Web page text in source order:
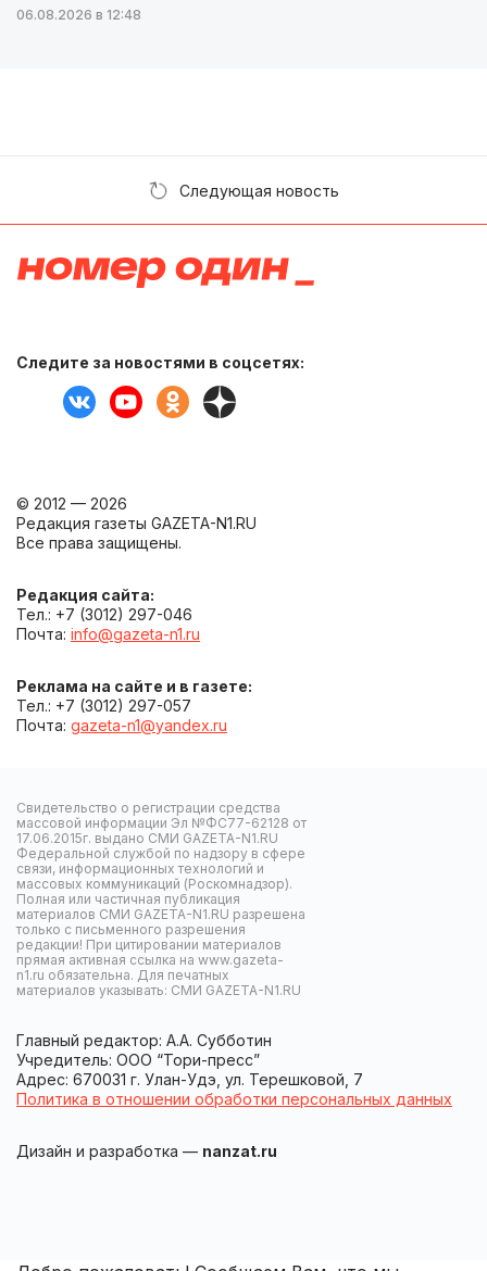
06.08.2026 в 12:48
Следующая новость
Следите за новостями в соцсетях:
© 2012 — 2026
Редакция газеты GAZETA-N1.RU
Все права защищены.
Редакция сайта:
Тел.: +7 (3012) 297-046
Почта: info@gazeta-n1.ru
Реклама на сайте и в газете:
Тел.: +7 (3012) 297-057
Почта: gazeta-n1@yandex.ru
Свидетельство о регистрации средства
массовой информации Эл №ФС77-62128 от
17.06.2015г. выдано СМИ GAZETA-N1.RU
Федеральной службой по надзору в сфере
связи, информационных технологий и
массовых коммуникаций (Роскомнадзор).
Полная или частичная публикация
материалов СМИ GAZETA-N1.RU разрешена
только с письменного разрешения
редакции! При цитировании материалов
прямая активная ссылка на www.gazeta-
n1.ru обязательна. Для печатных
материалов указывать: СМИ GAZETA-N1.RU
Главный редактор: А.А. Субботин
Учредитель: ООО “Тори-пресс”
Адрес: 670031 г. Улан-Удэ, ул. Терешковой, 7
Политика в отношении обработки персональных данных
Дизайн и разработка — nanzat.ru